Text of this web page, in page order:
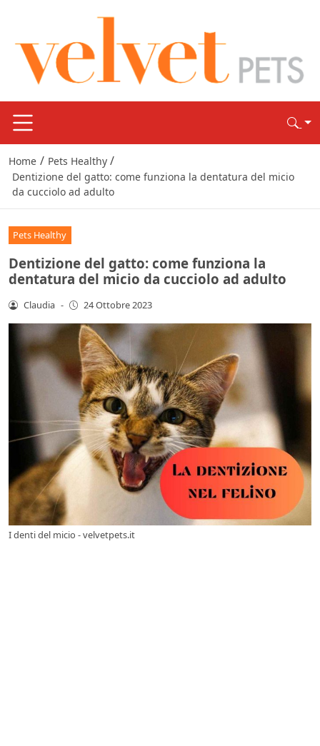
Home / Pets Healthy /
Dentizione del gatto: come funziona la dentatura del micio
da cucciolo ad adulto
Pets Healthy
Dentizione del gatto: come funziona la
dentatura del micio da cucciolo ad adulto
Claudia - 24 Ottobre 2023
I denti del micio - velvetpets.it